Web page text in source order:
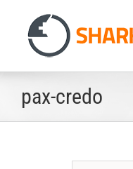
content
pax-credo